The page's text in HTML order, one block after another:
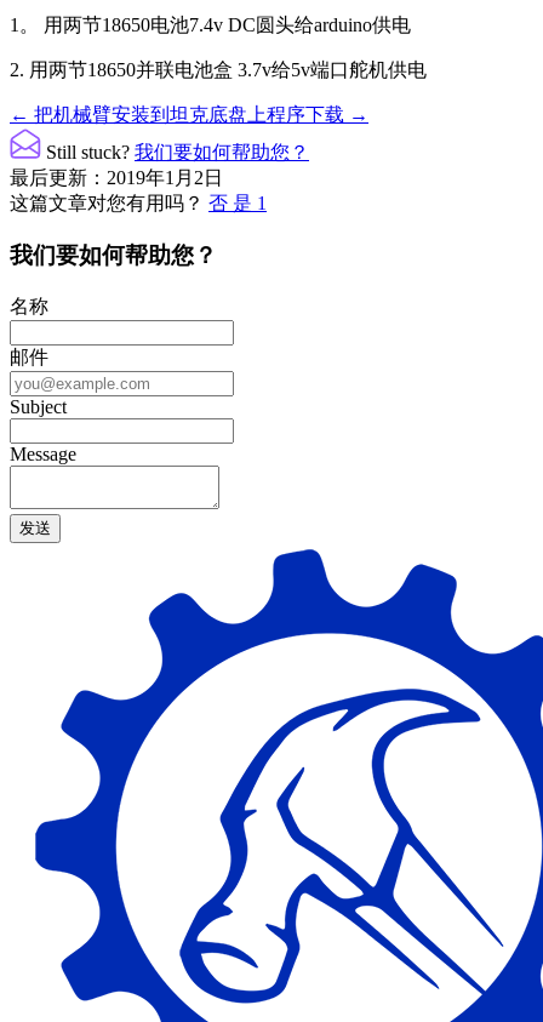
1。 用两节18650电池7.4v DC圆头给arduino供电
2. 用两节18650并联电池盒 3.7v给5v端口舵机供电
文
档
导
航
← 把机械臂安装到坦克底盘上程序下载 →
Still stuck? 我们要如何帮助您？
最后更新：2019年1月2日
这篇文章对您有用吗？ 否 是 1
我们要如何帮助您？
名称
邮件
Subject
Message